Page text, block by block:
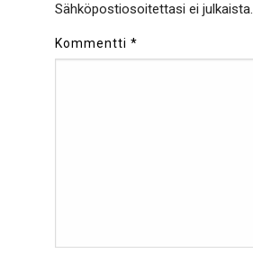
Sähköpostiosoitettasi ei julkaista.
Kommentti *